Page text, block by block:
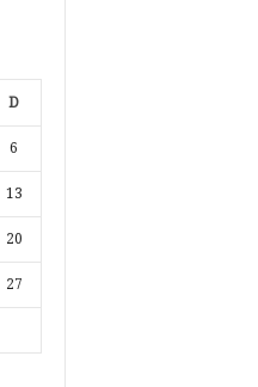
D
6
13
20
27